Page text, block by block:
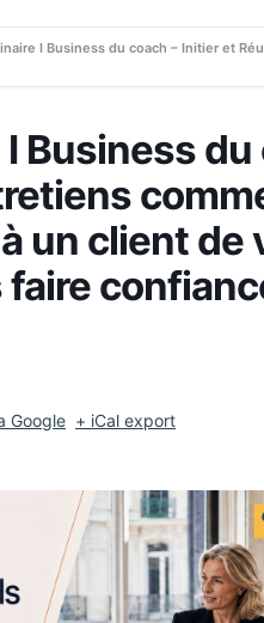
I Business du coach – Initier et
Business du
un client de
Google + iCal export